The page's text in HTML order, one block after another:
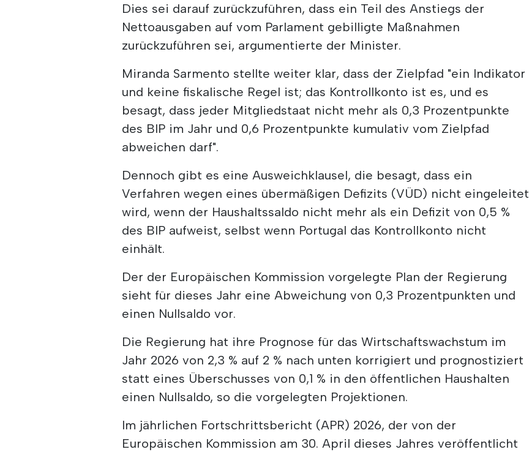
Dies sei darauf zurückzuführen, dass ein Teil des Anstiegs der
Nettoausgaben auf vom Parlament gebilligte Maßnahmen
zurückzuführen sei, argumentierte der Minister.
Miranda Sarmento stellte weiter klar, dass der Zielpfad "ein Indikator
und keine fiskalische Regel ist; das Kontrollkonto ist es, und es
besagt, dass jeder Mitgliedstaat nicht mehr als 0,3 Prozentpunkte
des BIP im Jahr und 0,6 Prozentpunkte kumulativ vom Zielpfad
abweichen darf".
Dennoch gibt es eine Ausweichklausel, die besagt, dass ein
Verfahren wegen eines übermäßigen Defizits (VÜD) nicht eingeleitet
wird, wenn der Haushaltssaldo nicht mehr als ein Defizit von 0,5 %
des BIP aufweist, selbst wenn Portugal das Kontrollkonto nicht
einhält.
Der der Europäischen Kommission vorgelegte Plan der Regierung
sieht für dieses Jahr eine Abweichung von 0,3 Prozentpunkten und
einen Nullsaldo vor.
Die Regierung hat ihre Prognose für das Wirtschaftswachstum im
Jahr 2026 von 2,3 % auf 2 % nach unten korrigiert und prognostiziert
statt eines Überschusses von 0,1 % in den öffentlichen Haushalten
einen Nullsaldo, so die vorgelegten Projektionen.
Im jährlichen Fortschrittsbericht (APR) 2026, der von der
Europäischen Kommission am 30. April dieses Jahres veröffentlicht